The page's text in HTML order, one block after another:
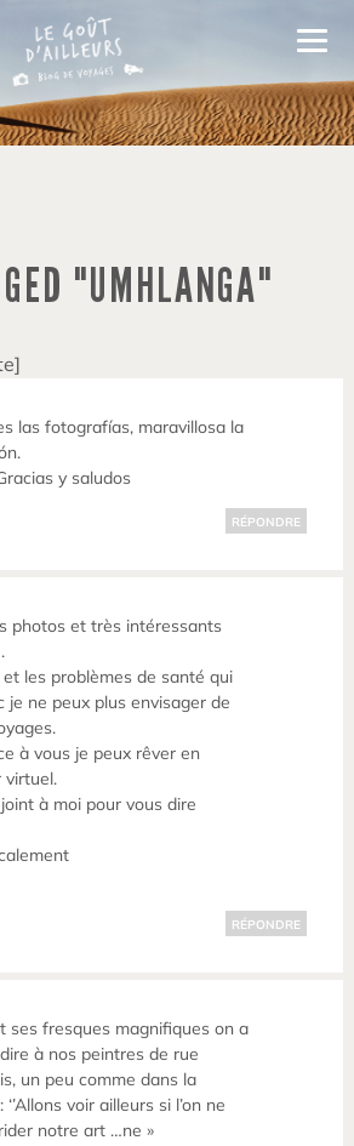
"UMHLANGA"
las fotografías, maravillosa la
y saludos
RÉPONDRE
photos et très intéressants
les problèmes de santé qui
je ne peux plus envisager de
à vous je peux rêver en
virtuel.
à moi pour vous dire
RÉPONDRE
ses fresques magnifiques on a
à nos peintres de rue
un peu comme dans la
voir ailleurs si l’on ne
notre art …ne »